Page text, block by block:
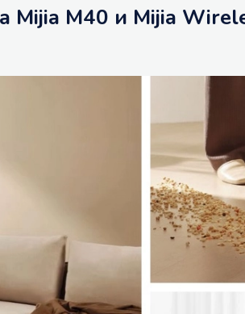
Mijia M40 и Mijia